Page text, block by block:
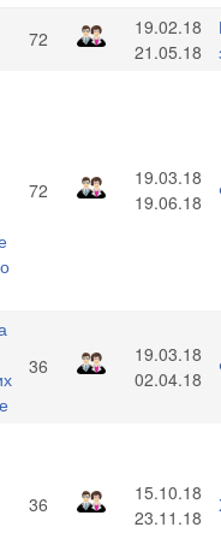
72
19.02.18
21.05.18
72
19.03.18
19.06.18
36
19.03.18
02.04.18
36
15.10.18
23.11.18